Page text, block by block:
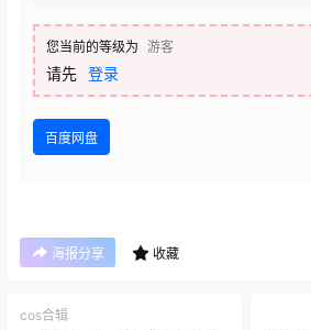
您当前的等级为 游客
请先 登录
百度网盘
海报分享 收藏
cos合辑